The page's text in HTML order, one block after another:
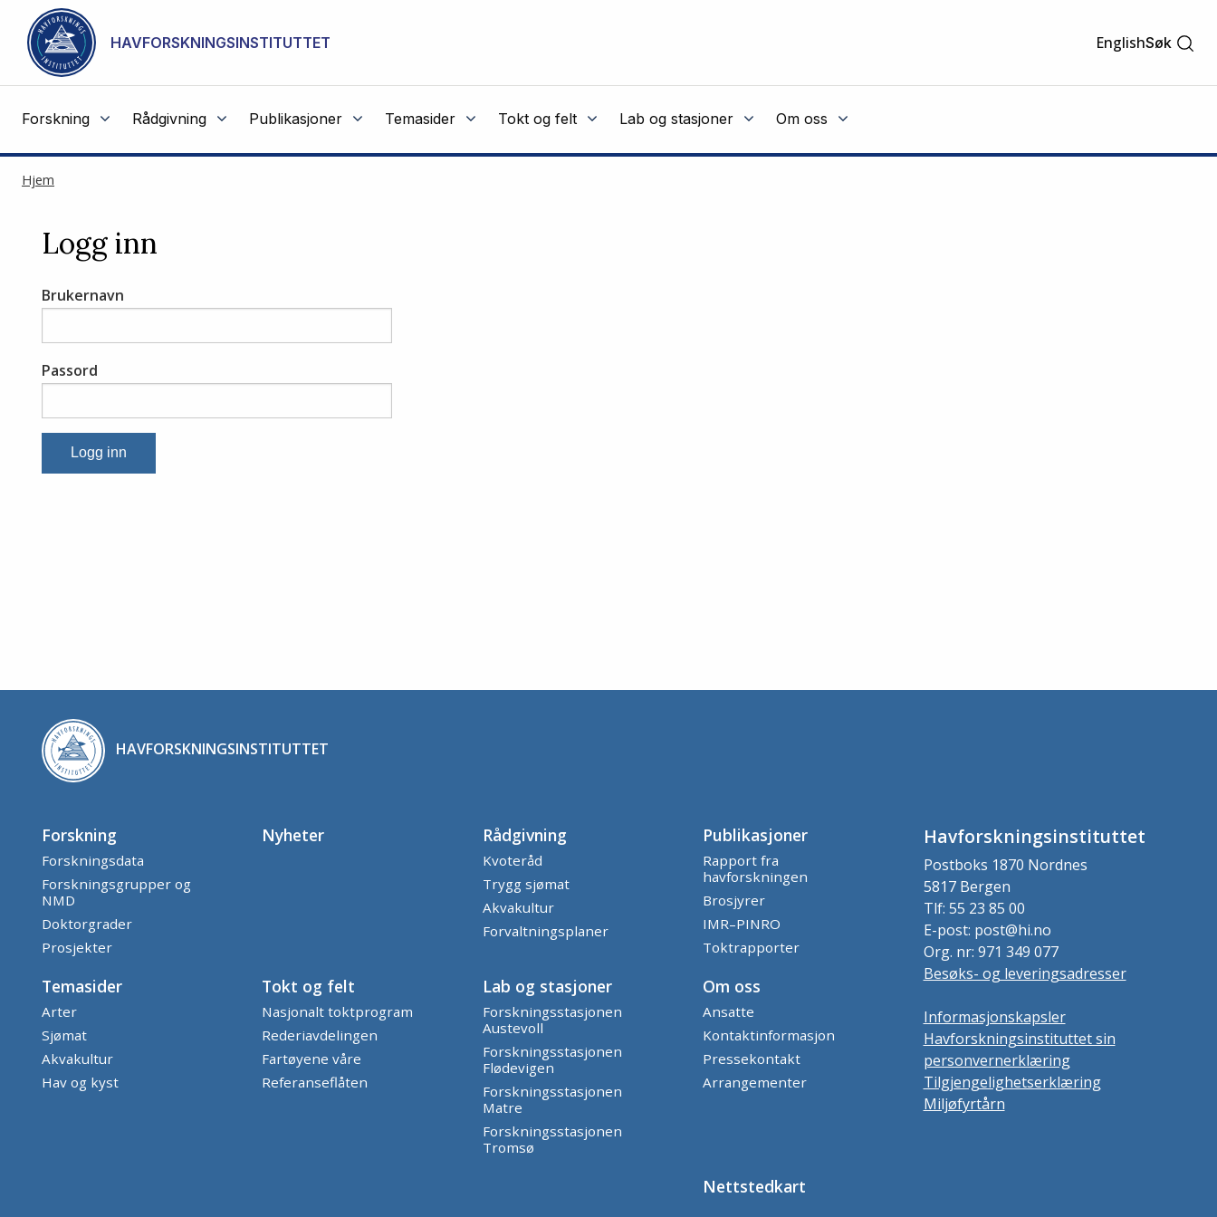
Gå til hovedinnhold
HAVFORSKNINGSINSTITUTTET EnglishSøk
Forskning Rådgivning Publikasjoner Temasider Tokt og felt Lab og stasjoner Om oss
Hjem
Logg inn
Brukernavn
Passord
Logg inn
HAVFORSKNINGSINSTITUTTET
Forskning
Forskningsdata
Forskningsgrupper og
NMD
Doktorgrader
Prosjekter
Nyheter Rådgivning
Kvoteråd
Trygg sjømat
Akvakultur
Forvaltningsplaner
Publikasjoner
Rapport fra
havforskningen
Brosjyrer
IMR–PINRO
Toktrapporter
Temasider
Arter
Sjømat
Akvakultur
Hav og kyst
Tokt og felt
Nasjonalt toktprogram
Rederiavdelingen
Fartøyene våre
Referanseflåten
Lab og stasjoner
Forskningsstasjonen
Austevoll
Forskningsstasjonen
Flødevigen
Forskningsstasjonen
Matre
Forskningsstasjonen
Tromsø
Om oss
Ansatte
Kontaktinformasjon
Pressekontakt
Arrangementer
Nettstedkart
Havforskningsinstituttet
Postboks 1870 Nordnes
5817 Bergen
Tlf: 55 23 85 00
E-post: post@hi.no
Org. nr: 971 349 077
Besøks- og leveringsadresser
Informasjonskapsler
Havforskningsinstituttet sin
personvernerklæring
Tilgjengelighetserklæring
Miljøfyrtårn